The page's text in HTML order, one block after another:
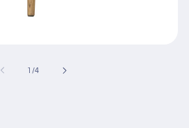
1 /din
4